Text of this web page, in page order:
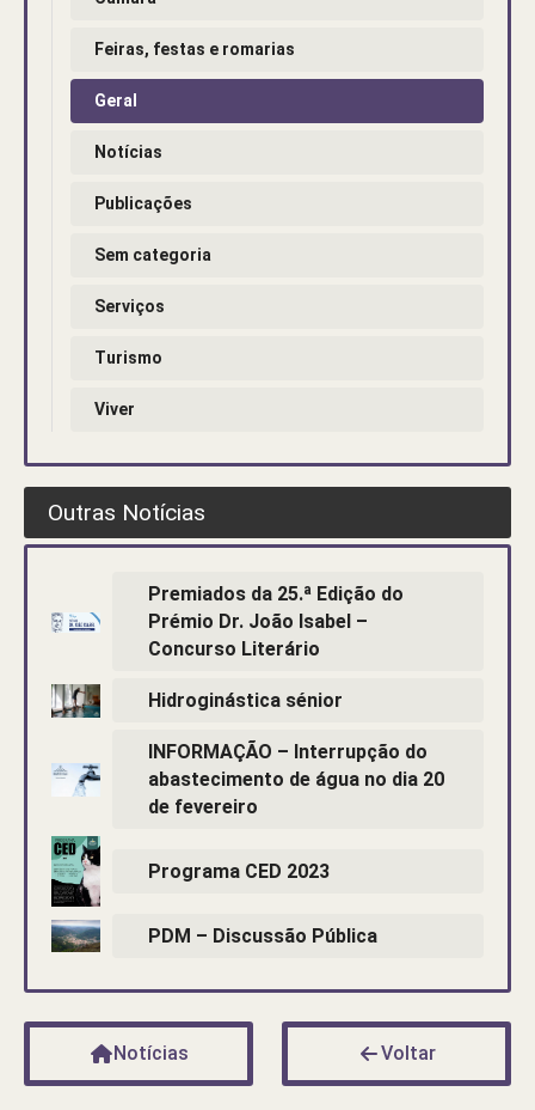
Feiras, festas e romarias
Geral
Notícias
Publicações
Sem categoria
Serviços
Turismo
Viver
Outras Notícias
Premiados da 25.ª Edição do
Prémio Dr. João Isabel –
Concurso Literário
Hidroginástica sénior
INFORMAÇÃO – Interrupção do
abastecimento de água no dia 20
de fevereiro
Programa CED 2023
PDM – Discussão Pública
Notícias Voltar